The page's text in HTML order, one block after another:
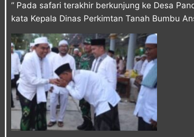
” Pada safari terakhir berkunjung ke Desa
kata Kepala Dinas Perkimtan Tanah Bumbu